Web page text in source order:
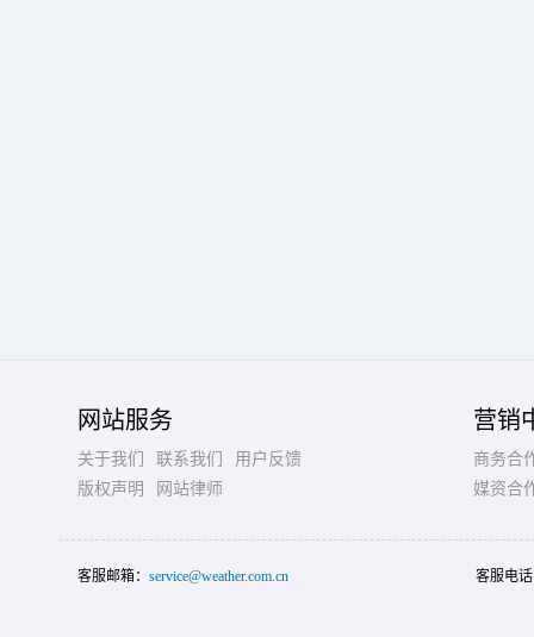
网站服务
关于我们 联系我们
用户反馈
版权声明
网站律师
营销
商务合
媒资合
客服邮箱： service@weather.com.cn 客服电